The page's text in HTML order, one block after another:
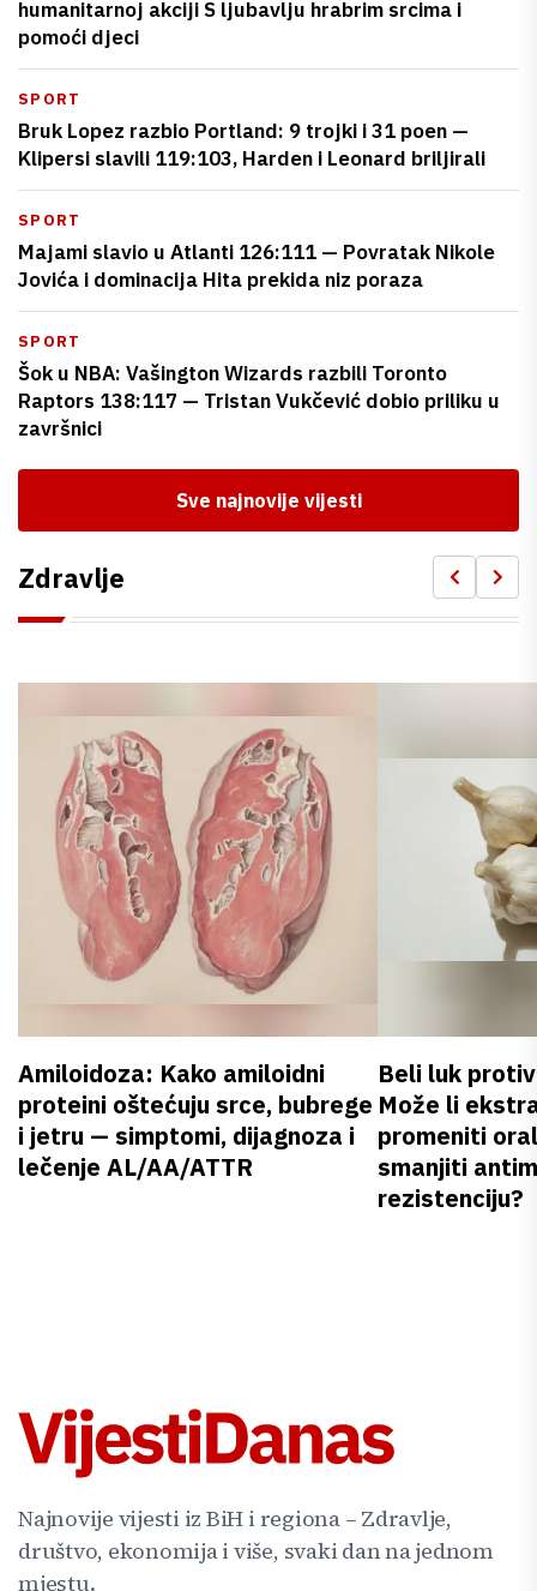
humanitarnoj akciji S ljubavlju hrabrim srcima i
pomoći djeci
SPORT
Bruk Lopez razbio Portland: 9 trojki i 31 poen —
Klipersi slavili 119:103, Harden i Leonard briljirali
SPORT
Majami slavio u Atlanti 126:111 — Povratak Nikole
Jovića i dominacija Hita prekida niz poraza
SPORT
Šok u NBA: Vašington Wizards razbili Toronto
Raptors 138:117 — Tristan Vukčević dobio priliku u
završnici
Sve najnovije vijesti
Zdravlje
Amiloidoza: Kako amiloidni
proteini oštećuju srce, bubrege
i jetru — simptomi, dijagnoza i
lečenje AL/AA/ATTR
Beli luk
Može li
promeniti
smanjiti
rezistenciju?
Najnovije vijesti iz BiH i regiona – Zdravlje,
društvo, ekonomija i više, svaki dan na jednom
mjestu.